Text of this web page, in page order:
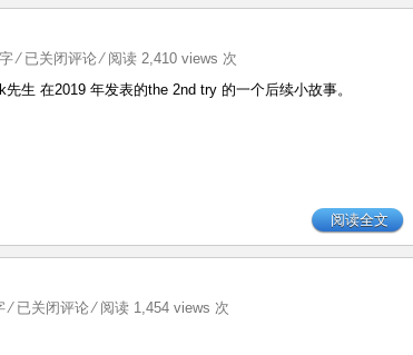
字⁄ Aki2
已关闭评论⁄ 阅读 2,410 views 次
生 在2019 年发表的the 2nd try 的一个后续小故事。
阅读全文
⁄ 祝
已关闭评论⁄ 阅读 1,454 views 次